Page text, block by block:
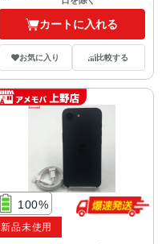
カートに入れる
お気に入り 比較する
100%
新品未使用